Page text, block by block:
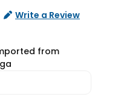
Write a Review
from